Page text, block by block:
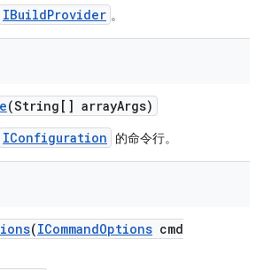
IBuildProvider 。
(String[] arrayArgs)
IConfiguration 的命令行。
(ICommandOptions cmd